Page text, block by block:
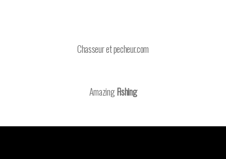
Chasseur et pecheur.com
AmazingFishing